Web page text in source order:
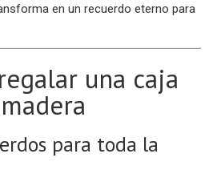
en un recuerdo eterno para
una caja
para toda la